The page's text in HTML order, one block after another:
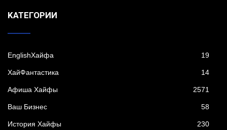
KАТЕГОРИИ
EnglishХайфа 19
XайФантастика 14
Афиша Хайфы 2571
Ваш Бизнес 58
История Хайфы 230